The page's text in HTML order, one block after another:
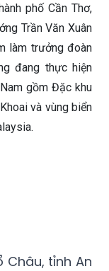
phố Cần Thơ,
Trần Văn Xuân
làm trưởng đoàn
đang thực hiện
gồm Đặc khu
và vùng biển
Châu, tỉnh An